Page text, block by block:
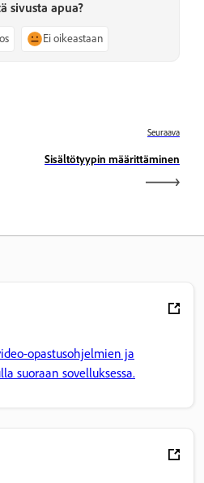
sivusta apua?
Ei oikeastaan
Seuraava
Sisältötyypin määrittäminen
opastusohjelmien ja
suoraan sovelluksessa.